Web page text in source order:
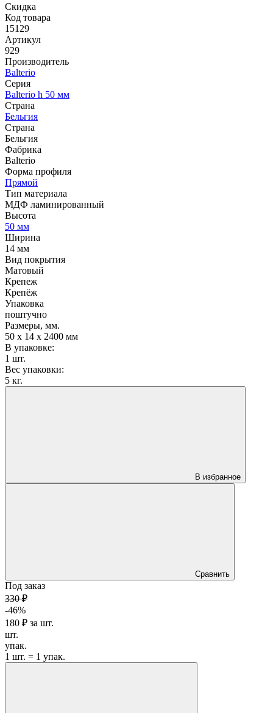
Скидка
Код товара
15129
Артикул
929
Производитель
Balterio
Серия
Balterio h 50 мм
Страна
Бельгия
Страна
Бельгия
Фабрика
Balterio
Форма профиля
Прямой
Тип материала
МДФ ламинированный
Высота
50 мм
Ширина
14 мм
Вид покрытия
Матовый
Крепеж
Крепёж
Упаковка
поштучно
Размеры, мм.
50 х 14 х 2400 мм
В упаковке:
1 шт.
Вес упаковки:
5 кг.
В избранное
Сравнить
Под заказ
330 ₽
-46%
180 ₽ за шт.
шт.
упак.
1 шт. = 1 упак.